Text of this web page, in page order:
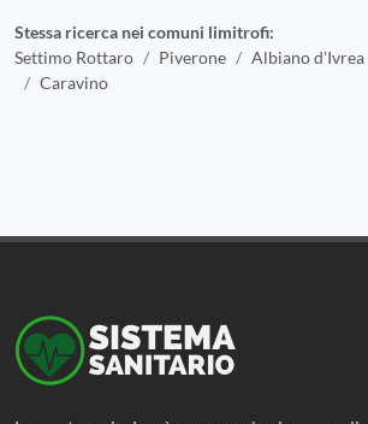
Stessa ricerca nei comuni limitrofi:
Settimo Rottaro
Piverone Albiano d'Ivrea
Caravino